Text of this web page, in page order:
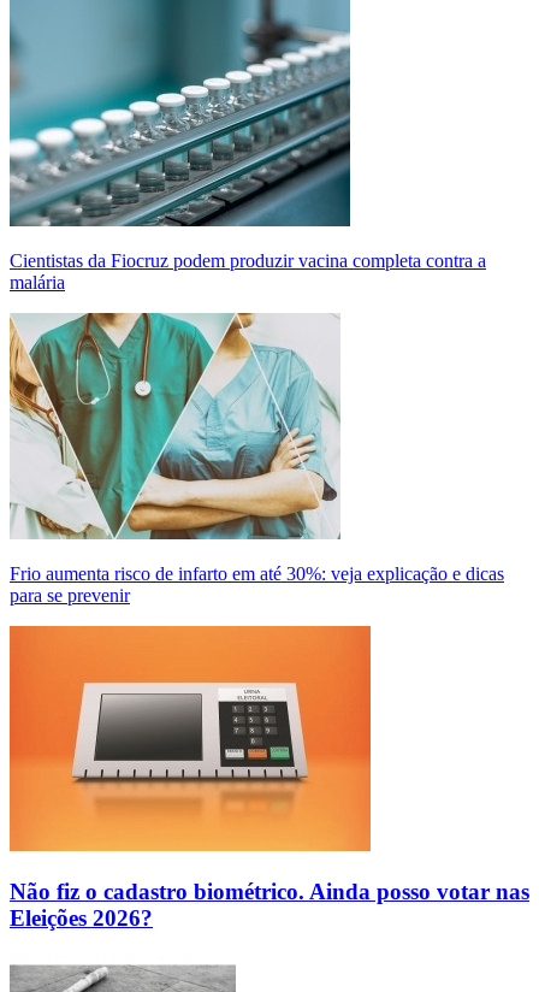
Cientistas da Fiocruz podem produzir vacina completa contra a
malária
Frio aumenta risco de infarto em até 30%: veja explicação e dicas
para se prevenir
Não fiz o cadastro biométrico. Ainda posso votar nas
Eleições 2026?